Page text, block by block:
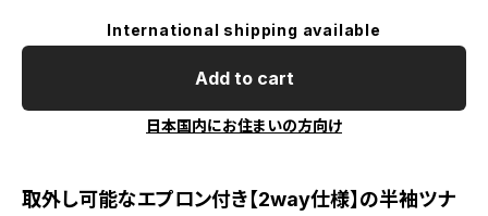
International shipping available
Add to cart
日本国内にお住まいの方向け
取外し可能なエプロン付き【2way仕様】の半袖ツナ